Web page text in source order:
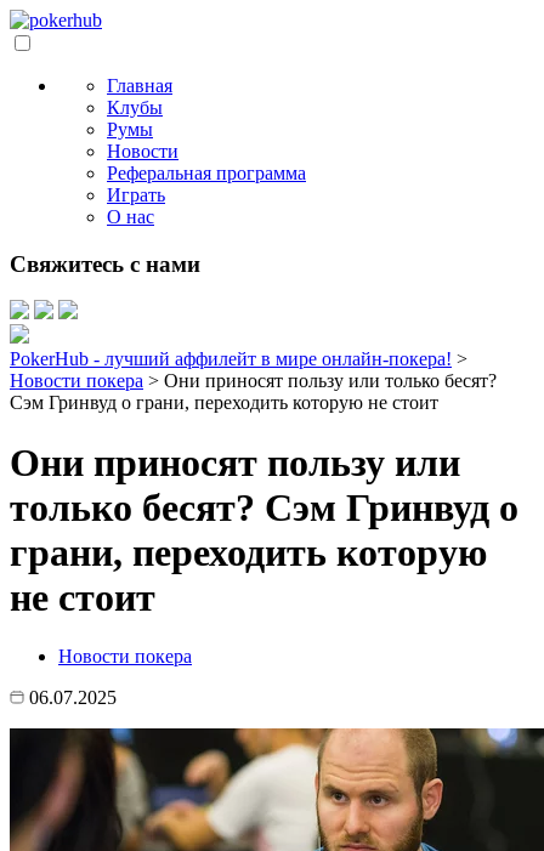
Главная
Клубы
Румы
Новости
Реферальная программа
Играть
О нас
Свяжитесь с нами
PokerHub - лучший аффилейт в мире онлайн-покера! >
Новости покера > Они приносят пользу или только бесят?
Сэм Гринвуд о грани, переходить которую не стоит
Они приносят пользу или
только бесят? Сэм Гринвуд о
грани, переходить которую
не стоит
Новости покера
06.07.2025